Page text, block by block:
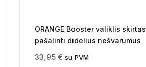
ORANGE Booster valiklis skirtas
pašalinti didelius nešvarumus
33,95 € su PVM